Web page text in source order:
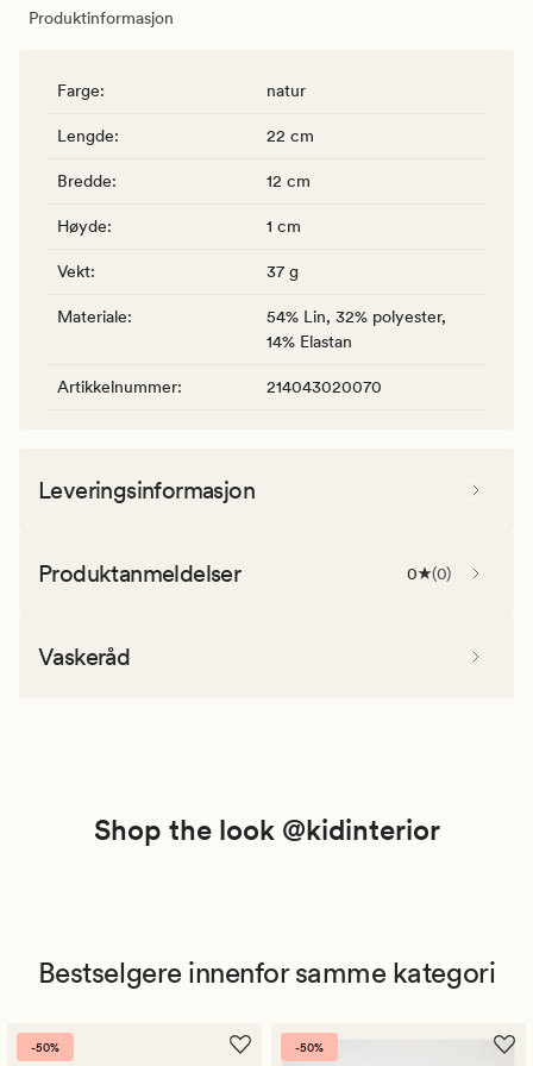
Produktinformasjon
Farge: natur
Lengde: 22 cm
Bredde: 12 cm
Høyde: 1 cm
Vekt: 37 g
Materiale:
54% Lin, 32% polyester,
14% Elastan
Artikkelnummer: 214043020070
Leveringsinformasjon
Produktanmeldelser 0 (0)
Vaskeråd
Shop the look @kidinterior
Bestselgere innenfor samme kategori
-50% -50%